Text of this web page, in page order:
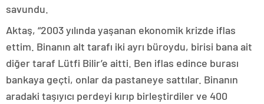
savundu.
Aktaş, “2003 yılında yaşanan ekonomik krizde iflas
ettim. Binanın alt tarafı iki ayrı büroydu, birisi bana ait
diğer taraf Lütfi Bilir’e aitti. Ben iflas edince burası
bankaya geçti, onlar da pastaneye sattılar. Binanın
aradaki taşıyıcı perdeyi kırıp birleştirdiler ve 400